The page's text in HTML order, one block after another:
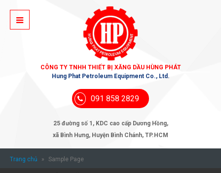
CÔNG TY TNHH THIẾT BỊ XĂNG DẦU HÙNG PHÁT
Hung Phat Petroleum Equipment Co., Ltd.
091 858 2829
25 đường số 1, KDC cao cấp Dương Hồng,
xã Bình Hưng, Huyện Bình Chánh, TP.HCM
Trang chủ » Sample Page